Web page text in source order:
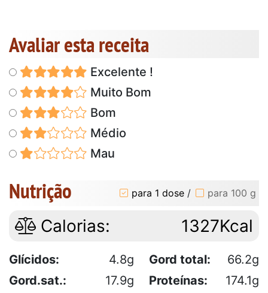
Avaliar esta receita
Excelente !
Muito Bom
Bom
Médio
Mau
Nutrição para 1 dose / para 100 g
Calorias: 1327Kcal
Glícidos: 4.8g Gord total:
66.2g
Gord.sat.:
17.9g Proteínas:
174.1g